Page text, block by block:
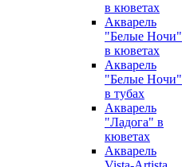
в кюветах
Акварель
"Белые Ночи"
в кюветах
Акварель
"Белые Ночи"
в тубах
Акварель
"Ладога" в
кюветах
Акварель